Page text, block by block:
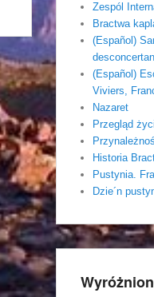
Zespól
Bractwa
(Español)
(Español)
Viviers,
Nazaret
Przegląd
Historia
Pustynia.
Dzie´n